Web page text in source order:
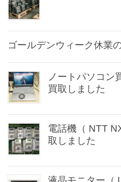
ゴールデンウィーク休業
ノートパソコン
買取しました
電話機（ NTT
取しました